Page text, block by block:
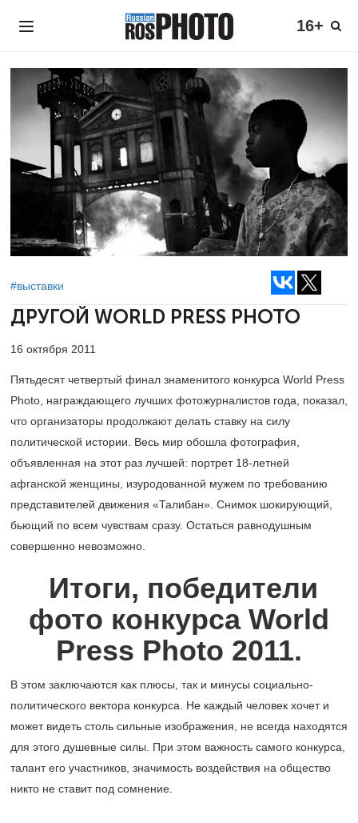
16+
#выставки
ДРУГОЙ WORLD PRESS PHOTO
16 октября 2011
Пятьдесят четвертый финал знаменитого конкурса World Press
Photo, награждающего лучших фотожурналистов года, показал,
что организаторы продолжают делать ставку на силу
политической истории. Весь мир обошла фотография,
объявленная на этот раз лучшей: портрет 18-летней
афганской женщины, изуродованной мужем по требованию
представителей движения «Талибан». Снимок шокирующий,
бьющий по всем чувствам сразу. Остаться равнодушным
совершенно невозможно.
Итоги, победители
фото конкурса World
Press Photo 2011.
В этом заключаются как плюсы, так и минусы социально-
политического вектора конкурса. Не каждый человек хочет и
может видеть столь сильные изображения, не всегда находятся
для этого душевные силы. При этом важность самого конкурса,
талант его участников, значимость воздействия на общество
никто не ставит под сомнение.